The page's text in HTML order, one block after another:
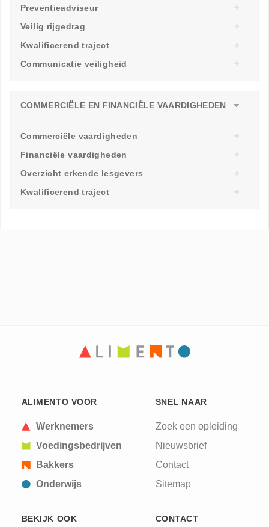
Preventieadviseur
Veilig rijgedrag
Kwalificerend traject
Communicatie veiligheid
COMMERCIËLE EN FINANCIËLE VAARDIGHEDEN
Commerciële vaardigheden
Financiële vaardigheden
Overzicht erkende lesgevers
Kwalificerend traject
ALIMENTO VOOR
Werknemers
Voedingsbedrijven
Bakkers
Onderwijs
SNEL NAAR
Zoek een opleiding
Nieuwsbrief
Contact
Sitemap
BEKIJK OOK CONTACT